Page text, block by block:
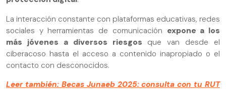
La interacción constante con plataformas educativas, redes
sociales y herramientas de comunicación expone a los
más jóvenes a diversos riesgos que van desde el
ciberacoso hasta el acceso a contenido inapropiado o el
contacto con desconocidos.
Leer también: Becas Junaeb 2025: consulta con tu RUT